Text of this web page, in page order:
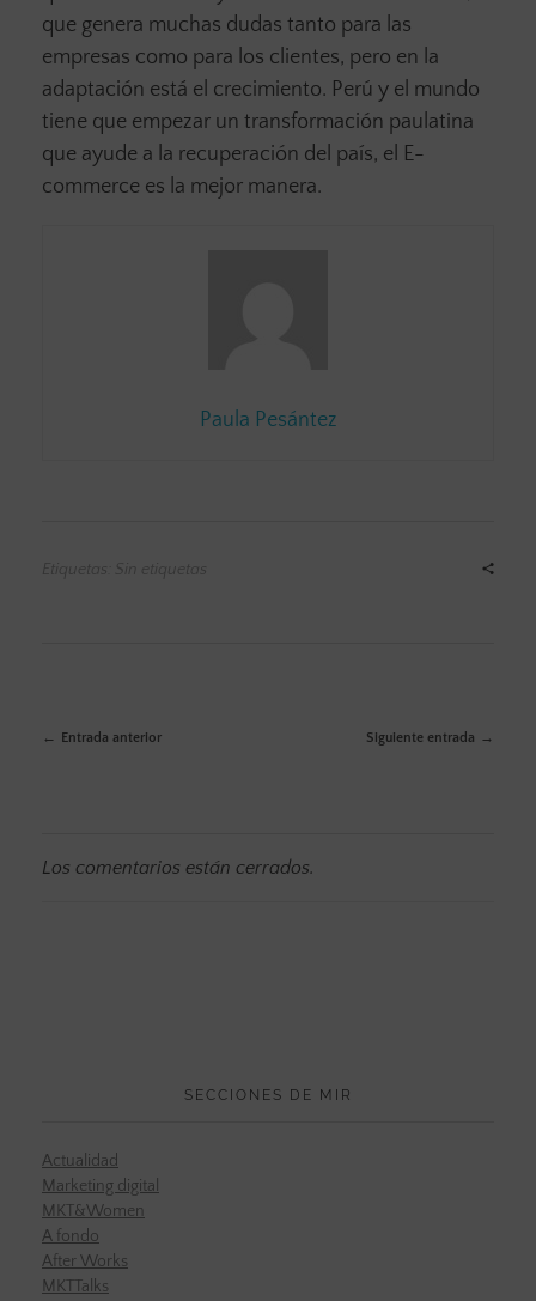
que genera muchas dudas tanto para las
empresas como para los clientes, pero en la
adaptación está el crecimiento. Perú y el mundo
tiene que empezar un transformación paulatina
que ayude a la recuperación del país, el E-
commerce es la mejor manera.
Paula Pesántez
Etiquetas: Sin etiquetas
Entrada anterior Siguiente entrada
Los comentarios están cerrados.
SECCIONES DE MIR
Actualidad
Marketing digital
MKT&Women
A fondo
After Works
MKTTalks